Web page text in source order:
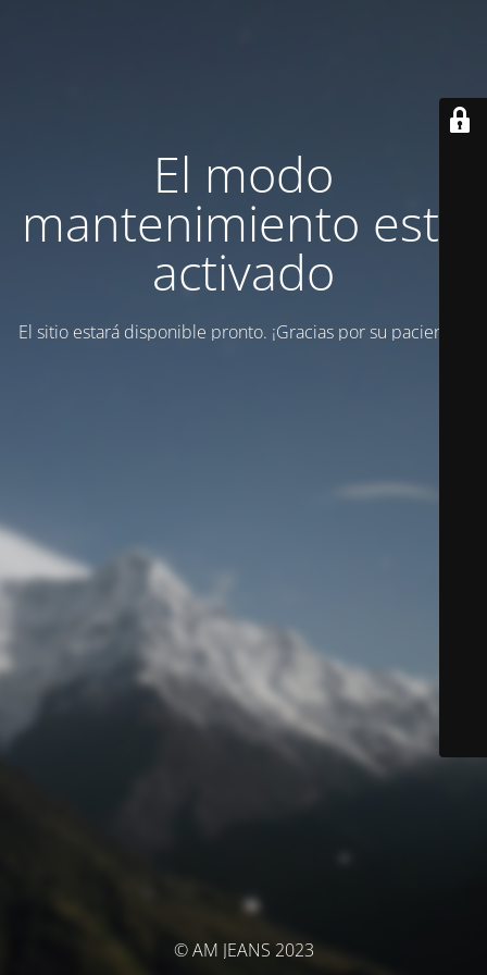
El modo
mantenimiento está
activado
El sitio estará disponible pronto. ¡Gracias por su paciencia!
© AM JEANS 2023